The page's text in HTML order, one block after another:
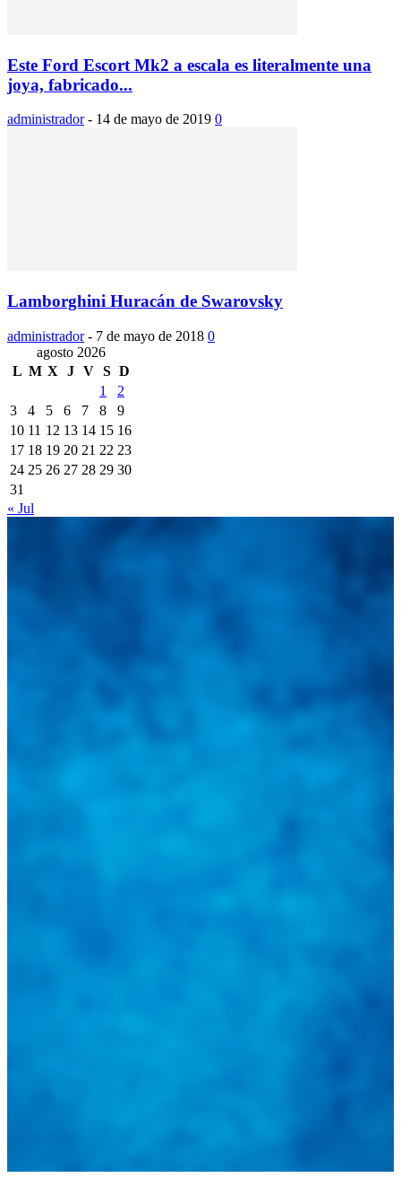
Este Ford Escort Mk2 a escala es literalmente una
joya, fabricado...
administrador - 14 de mayo de 2019 0
Lamborghini Huracán de Swarovsky
administrador - 7 de mayo de 2018 0
agosto 2026
L M X J V S D
1
2
3
4 5 6 7 8
9
10 11 12 13 14 15 16
17 18 19 20 21 22 23
24 25 26 27 28 29 30
31
« Jul